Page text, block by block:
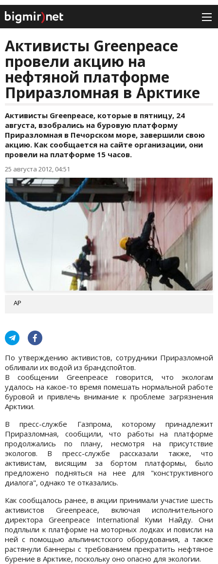
Активисты Greenpeace
провели акцию на
нефтяной платформе
Приразломная в Арктике
Активисты Greenpeace, которые в пятницу, 24
августа, взобрались на буровую платформу
Приразломная в Печорском море, завершили свою
акцию. Как сообщается на сайте организации, они
провели на платформе 15 часов.
25 августа 2012, 04:51
AP
По утверждению активистов, сотрудники Приразломной
обливали их водой из брандспойтов.
В сообщении Greenpeace говорится, что экологам
удалось на какое-то время помешать нормальной работе
буровой и привлечь внимание к проблеме загрязнения
Арктики.
В пресс-службе Газпрома, которому принадлежит
Приразломная, сообщили, что работы на платформе
продолжались по плану, несмотря на присутствие
экологов. В пресс-службе рассказали также, что
активистам, висящим за бортом платформы, было
предложено подняться на нее для "конструктивного
диалога", однако те отказались.
Как сообщалось ранее, в акции принимали участие шесть
активистов Greenpeace, включая исполнительного
директора Greenpeace International Куми Найду. Они
подплыли к платформе на моторных лодках и повисли на
ней с помощью альпинистского оборудования, а также
растянули баннеры с требованием прекратить нефтяное
бурение в Арктике, поскольку оно опасно для экологии.